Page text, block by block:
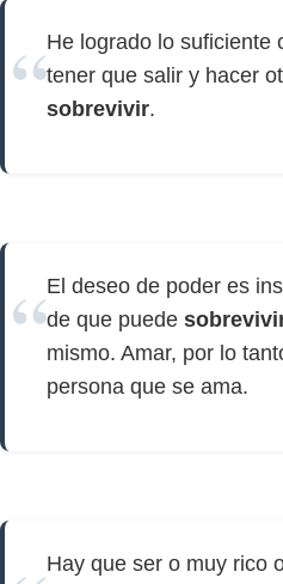
He logrado lo suficiente
tener que salir y hacer
sobrevivir.
El deseo de poder es
de que puede
mismo. Amar, por lo
persona que se ama.
Hay que ser o muy rico